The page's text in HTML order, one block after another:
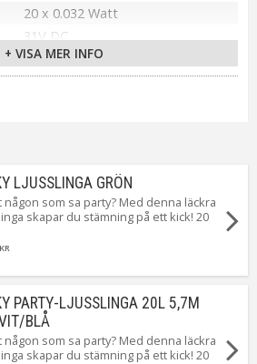
20 x 0.032 Watt
31V DC
IP44
31V DC 3,6W IP44
Flerfärgad
500 cm
+ VISA MER INFO
LJUSSLINGA GRÖN
någon som sa party? Med denna läckra
skapar du stämning på ett kick! 20
att placera den, en krok finns på varje
KR
PARTY-LJUSSLINGA 20L 5,7M
BLÅ
någon som sa party? Med denna läckra
skapar du stämning på ett kick! 20